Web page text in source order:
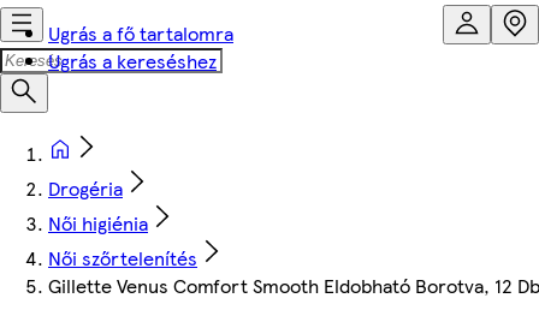
Ugrás a fő tartalomra
Ugrás a kereséshez
Drogéria
Női higiénia
Női szőrtelenítés
Gillette Venus Comfort Smooth Eldobható Borotva, 12